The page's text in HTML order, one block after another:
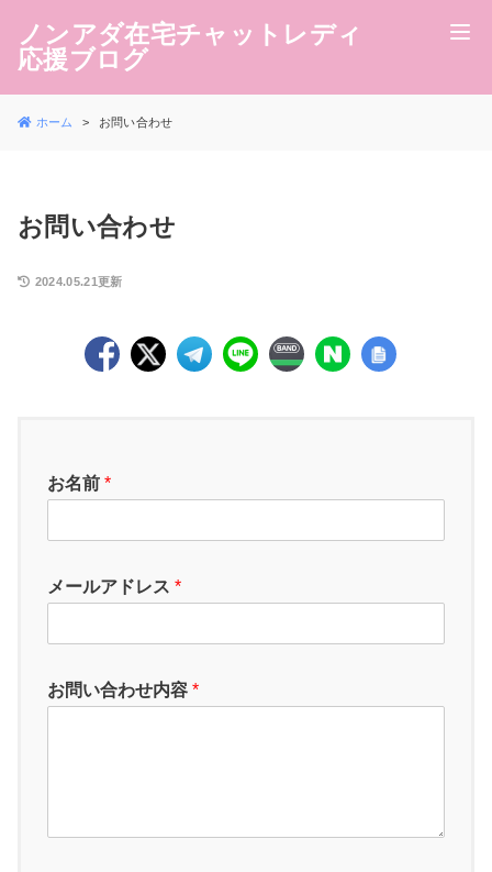
ノンアダ在宅チャットレディ
応援ブログ
ホーム お問い合わせ
お問い合わせ
2024.05.21更新
お名前 *
メールアドレス *
お問い合わせ内容 *